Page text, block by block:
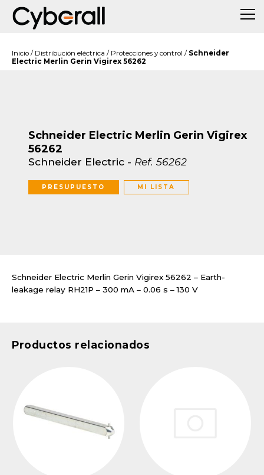
Inicio / Distribución eléctrica / Protecciones y control / Schneider
Electric Merlin Gerin Vigirex 56262
Schneider Electric Merlin Gerin Vigirex
56262
Schneider Electric - Ref. 56262
PRESUPUESTO MI LISTA
Schneider Electric Merlin Gerin Vigirex 56262 – Earth-
leakage relay RH21P – 300 mA – 0.06 s – 130 V
Productos relacionados